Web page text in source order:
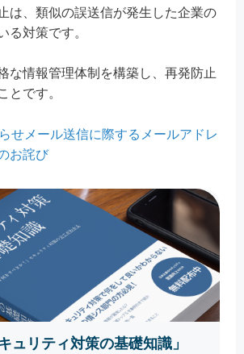
は、類似の誤送信が発生した企業の
る対策です。
な情報管理体制を構築し、再発防止
とです。
せメール送信に際するメールアドレ
お詫び
ュリティ対策の基礎知識」